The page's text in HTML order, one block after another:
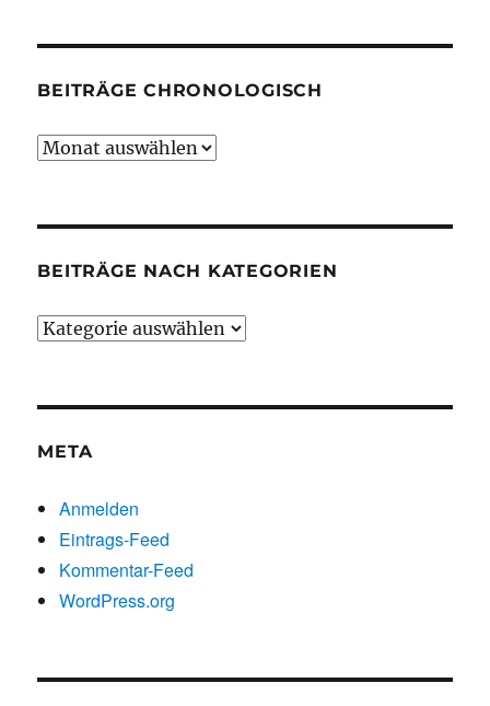
BEITRÄGE CHRONOLOGISCH
Beiträge
BEITRÄGE NACH KATEGORIEN
Beiträge
META
Anmelden
Eintrags-Feed
Kommentar-Feed
WordPress.org